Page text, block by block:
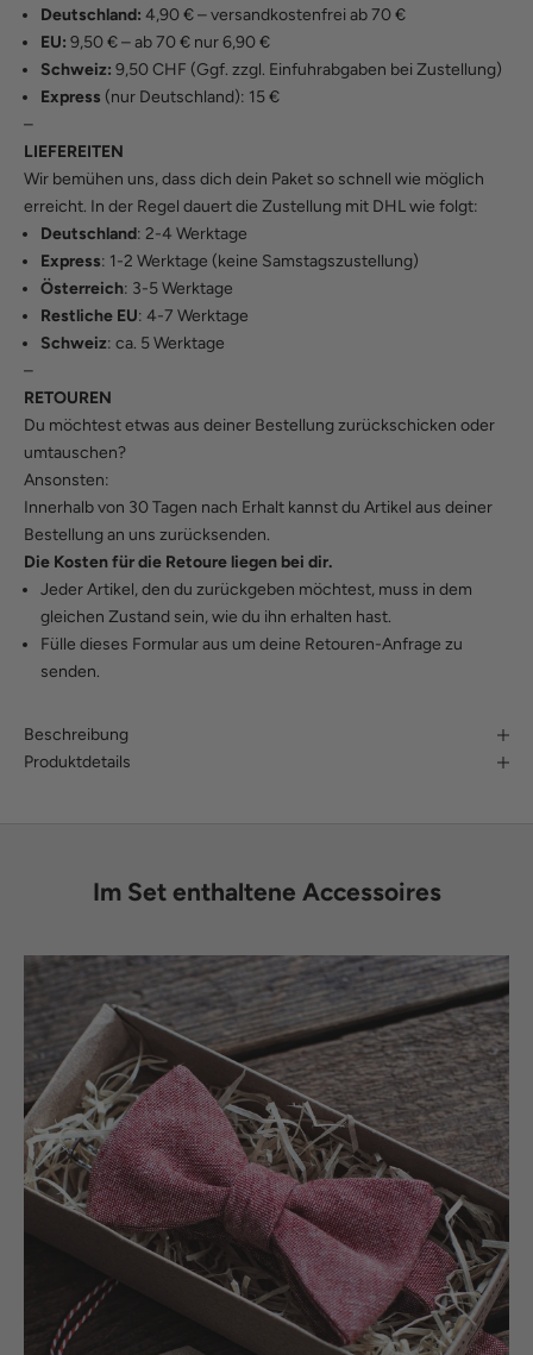
Deutschland: 4,90 € – versandkostenfrei ab 70 €
EU: 9,50 € – ab 70 € nur 6,90 €
Schweiz: 9,50 CHF (Ggf. zzgl. Einfuhrabgaben bei Zustellung)
Express (nur Deutschland): 15 €
–
LIEFEREITEN
Wir bemühen uns, dass dich dein Paket so schnell wie möglich
erreicht. In der Regel dauert die Zustellung mit DHL wie folgt:
Deutschland: 2-4 Werktage
Express: 1-2 Werktage (keine Samstagszustellung)
Österreich: 3-5 Werktage
Restliche EU: 4-7 Werktage
Schweiz: ca. 5 Werktage
–
RETOUREN
Du möchtest etwas aus deiner Bestellung zurückschicken oder
umtauschen?
Ansonsten:
Innerhalb von 30 Tagen nach Erhalt kannst du Artikel aus deiner
Bestellung an uns zurücksenden.
Die Kosten für die Retoure liegen bei dir.
Jeder Artikel, den du zurückgeben möchtest, muss in dem
gleichen Zustand sein, wie du ihn erhalten hast.
Fülle dieses Formularaus um deine Retouren-Anfrage zu
senden.
Beschreibung
Produktdetails
Im Set enthaltene Accessoires